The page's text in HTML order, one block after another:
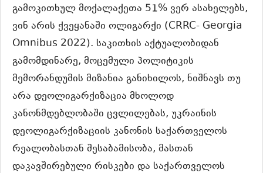
გამოკითხულ მოქალაქეთა 51% ვერ ასახელებს,
ვინ არის ქვეყანაში ოლიგარქი (CRRC- Georgia
Omnibus 2022). საკითხის აქტუალობიდან
გამომდინარე, მოცემული პოლიტიკის
მემორანდუმის მიზანია განიხილოს, ნიშნავს თუ
არა დეოლიგარქიზაცია მხოლოდ
კანონმდებლობაში ცვლილებას, უკრაინის
დეოლიგარქიზაციის კანონის საქართველოს
რეალობასთან შესაბამისობა, მასთან
დაკავშირებული რისკები და საქართველოს